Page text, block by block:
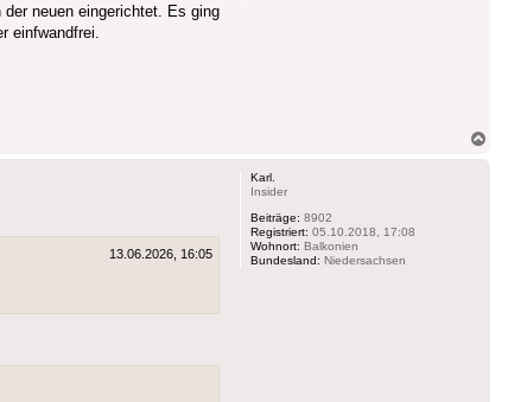
neuen eingerichtet. Es ging
einfwandfrei.
Karl.
Insider
Beiträge: 8902
Registriert: 05.10.2018, 17:08
Wohnort: Balkonien
Bundesland: Niedersachsen
13.06.2026, 16:05